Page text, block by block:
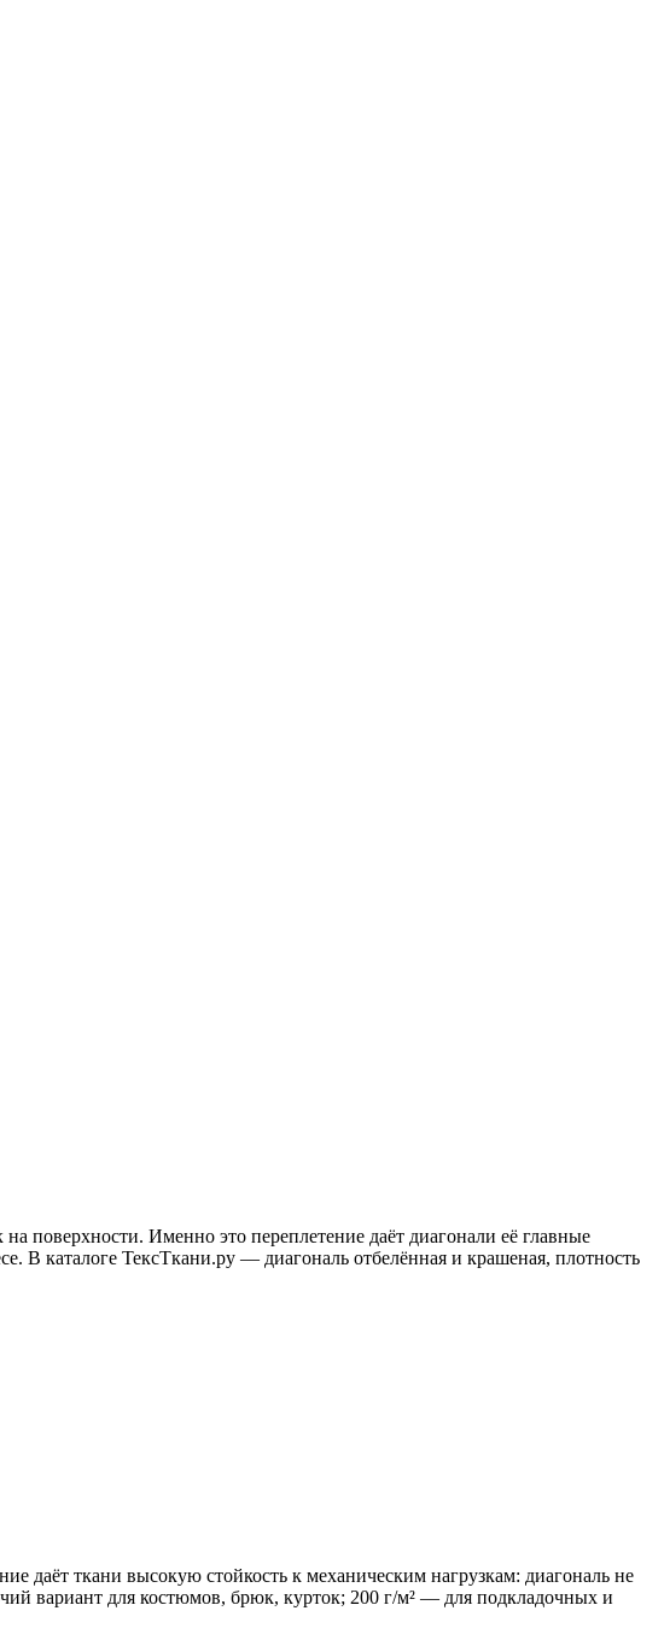
поверхности. Именно это переплетение даёт диагонали её главные
В каталоге ТексТкани.ру — диагональ отбелённая и крашеная, плотность
даёт ткани высокую стойкость к механическим нагрузкам: диагональ не
вариант для костюмов, брюк, курток; 200 г/м² — для подкладочных и